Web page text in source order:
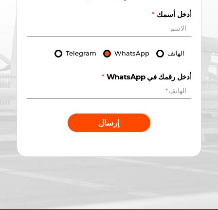
أدخل أسمك *
الهاتف WhatsApp
Telegram
أدخل رقمك في WhatsApp *
إرسال